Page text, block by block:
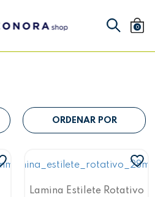
0
Lamina Estilete Rotativo